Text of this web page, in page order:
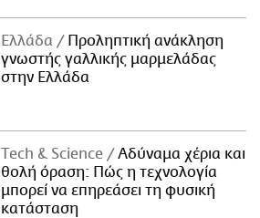
Ελλάδα
Προληπτική ανάκληση
γνωστής γαλλικής μαρμελάδας
στην Ελλάδα
Τech & Science
Αδύναμα χέρια και
θολή όραση: Πώς η τεχνολογία
μπορεί να επηρεάσει τη φυσική
κατάσταση